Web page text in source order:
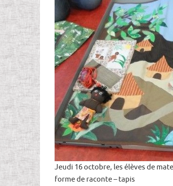
Jeudi 16 octobre, les élèves de
forme de raconte – tapis